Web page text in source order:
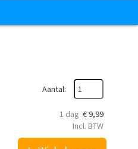
Aantal:
1 dag €9,99
Incl. BTW